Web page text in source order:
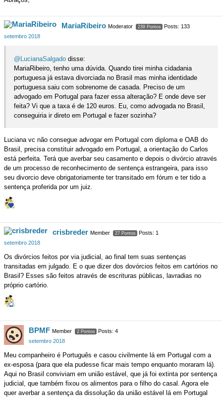
MariaRibeiro Moderator 239 Pontos
Posts: 133
setembro 2018
@LucianaSalgado disse:
MariaRibeiro, tenho uma dúvida. Quando tirei minha cidadania
portuguesa já estava divorciada no Brasil mas minha identidade
portuguesa saiu com sobrenome de casada. Preciso de um
advogado em Portugal para fazer essa alteração? E onde deve ser
feita? Vi que a taxa é de 120 euros. Eu, como advogada no Brasil,
conseguiria ir direto em Portugal e fazer sozinha?
Luciana vc não consegue advogar em Portugal com diploma e OAB do
Brasil, precisa constituir advogado em Portugal, a orientação do Carlos
está perfeita. Terá que averbar seu casamento e depois o divórcio através
de um processo de reconhecimento de sentença estrangeira, para isso
seu divorcio deve obrigatoriamente ter transitado em fórum e ter tido a
sentença proferida por um juiz.
crisbreder Member 27 Pontos
Posts: 1
setembro 2018
Os divórcios feitos por via judicial, ao final tem suas sentenças
transitadas em julgado. E o que dizer dos dovórcios feitos em cartórios no
Brasil? Esses são feitos através de escrituras públicas, lavradias no
próprio cartório.
BPMF Member 2 Pontos
Posts: 4
setembro 2018
Meu companheiro é Português e casou civilmente lá em Portugal com a
ex-esposa (para que ela pudesse ficar mais tempo enquanto moraram lá).
Aqui no Brasil conviviam em união estável, que já foi extinta por sentença
judicial, que também fixou os alimentos para o filho do casal. Agora ele
quer averbar a sentença da dissolução da união estável lá em Portugal